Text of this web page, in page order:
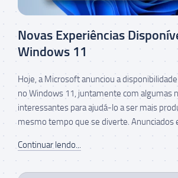
Novas Experiências
Windows 11
Hoje, a Microsoft anunciou a
no Windows 11, juntamente com algumas
interessantes para ajudá-lo a ser mais
mesmo tempo que se diverte. Anunciados
Continuar lendo...